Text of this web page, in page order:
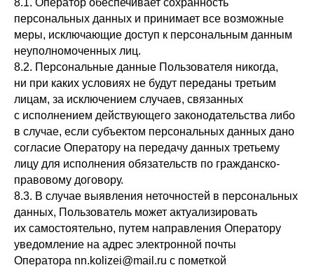
8.1. Оператор обеспечивает сохранность
персональных данных и принимает все возможные
меры, исключающие доступ к персональным данным
неуполномоченных лиц.
8.2. Персональные данные Пользователя никогда,
ни при каких условиях не будут переданы третьим
лицам, за исключением случаев, связанных
с исполнением действующего законодательства либо
в случае, если субъектом персональных данных дано
согласие Оператору на передачу данных третьему
лицу для исполнения обязательств по гражданско-
правовому договору.
8.3. В случае выявления неточностей в персональных
данных, Пользователь может актуализировать
их самостоятельно, путем направления Оператору
уведомление на адрес электронной почты
Оператора nn.kolizei@mail.ru с пометкой